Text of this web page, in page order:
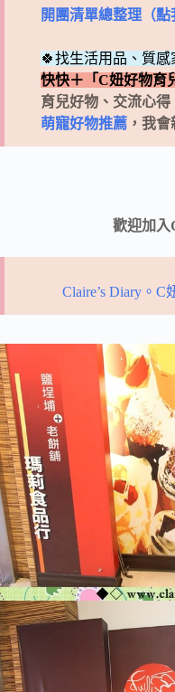
開團清單總整理（點
🍀找生活用品、質
快快＋「C妞好物育
育兒好物、交流心得
萌寵好物推薦 ，我
歡迎加入
Claire’s Diary。